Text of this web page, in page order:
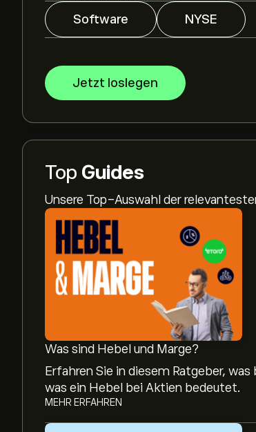
Software
NYSE
Jetzt loslegen
Top Guides
Unsere Top-Auswahl der
Was sind Hebel und Marge?
Erfahren Sie in diesem Ratgeber,
was ein Hebel bei Aktien bedeutet.
MEHR ERFAHREN